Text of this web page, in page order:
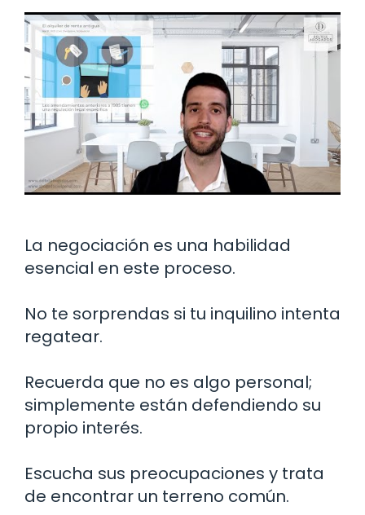
La negociación es una habilidad
esencial en este proceso.
No te sorprendas si tu inquilino intenta
regatear.
Recuerda que no es algo personal;
simplemente están defendiendo su
propio interés.
Escucha sus preocupaciones y trata
de encontrar un terreno común.